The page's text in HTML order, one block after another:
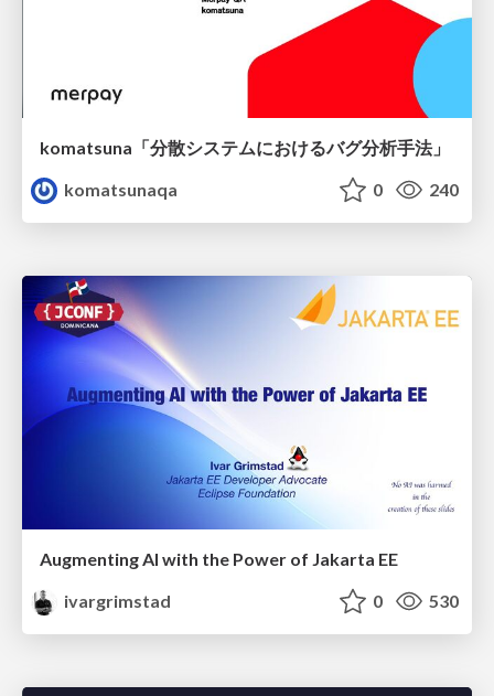
komatsuna「分散システムにおけるバグ分析手法」
komatsunaqa
0 240
Augmenting AI with the Power of Jakarta EE
ivargrimstad
0 530